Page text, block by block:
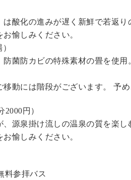
は酸化の進みが遅く新鮮で若返
愉しみください。
防菌防カビの特殊素材の畳を使
動には階段がございます。 予め
円）
、源泉掛け流しの温泉の質を楽
愉しみください。
料参拝バス